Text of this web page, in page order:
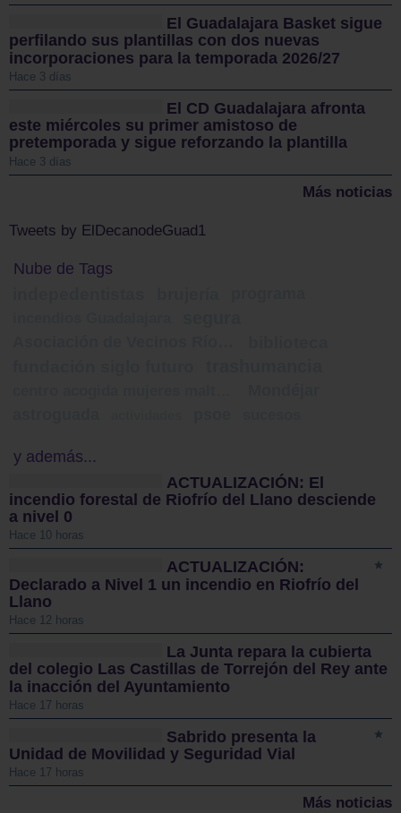
El Guadalajara Basket sigue
perfilando sus plantillas con dos nuevas
incorporaciones para la temporada 2026/27
Hace 3 días
El CD Guadalajara afronta
este miércoles su primer amistoso de
pretemporada y sigue reforzando la plantilla
Hace 3 días
Más noticias
Tweets by ElDecanodeGuad1
Nube de Tags
y además...
ACTUALIZACIÓN: El
incendio forestal de Riofrío del Llano desciende
a nivel 0
Hace 10 horas
ACTUALIZACIÓN:
Declarado a Nivel 1 un incendio en Riofrío del
Llano
Hace 12 horas
La Junta repara la cubierta
del colegio Las Castillas de Torrejón del Rey ante
la inacción del Ayuntamiento
Hace 17 horas
Sabrido presenta la
Unidad de Movilidad y Seguridad Vial
Hace 17 horas
Más noticias